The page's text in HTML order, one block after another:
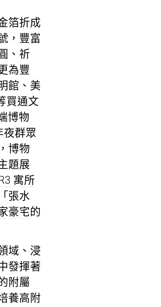
箔折成
，豐富
、祈
為豐
館、美
買通文
博物
夜群眾
博物
題展
寓所
張水
豪宅的
域、浸
發揮著
附屬
養高附